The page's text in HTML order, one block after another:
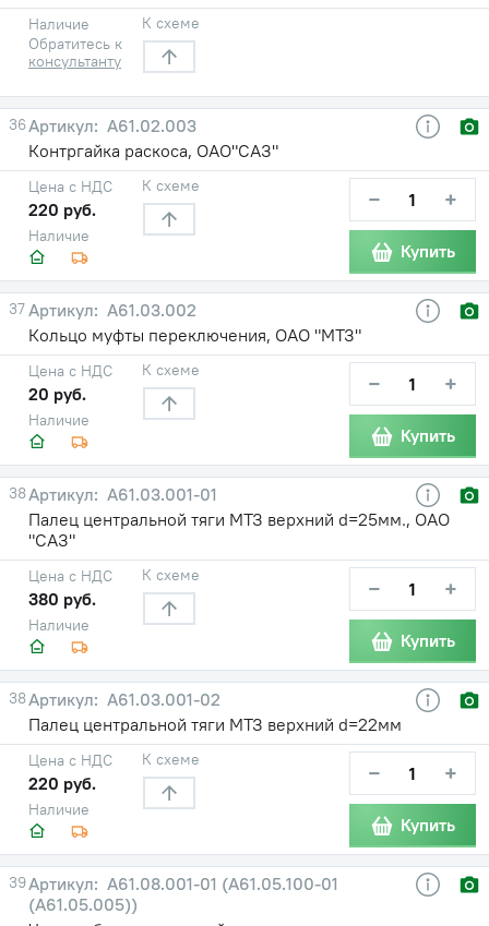
Наличие
Обратитесь к
консультанту
К схеме
36
А61.02.003
Контргайка раскоса, ОАО"САЗ"
Наличие
Цена с НДС
220 руб.
К схеме − +
Купить
37
А61.03.002
Кольцо муфты переключения, ОАО "МТЗ"
Наличие
Цена с НДС
20 руб.
К схеме − +
Купить
38
А61.03.001-01
Палец центральной тяги МТЗ верхний d=25мм., ОАО
"САЗ"
Наличие
Цена с НДС
380 руб.
К схеме − +
Купить
38
А61.03.001-02
Палец центральной тяги МТЗ верхний d=22мм
Наличие
Цена с НДС
220 руб.
К схеме − +
Купить
39
А61.08.001-01 (А61.05.100-01
(А61.05.005))